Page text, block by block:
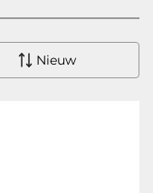
Nieuw